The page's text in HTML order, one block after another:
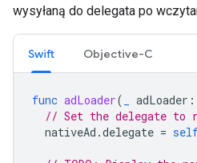
wysyłaną do delegata po
Swift Objective-C
func adLoader( adLoader :
// Set the delegate to
nativeAd .delegate =